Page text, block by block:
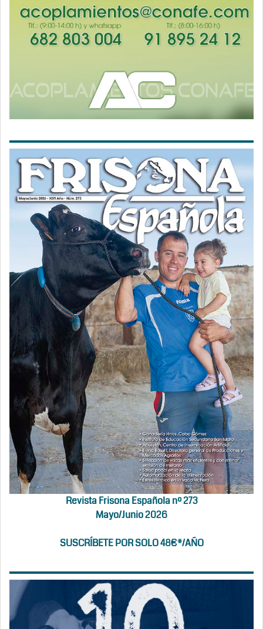
Revista Frisona Española nº 273
Mayo/Junio 2026
SUSCRÍBETE POR SOLO 48€*/AÑO